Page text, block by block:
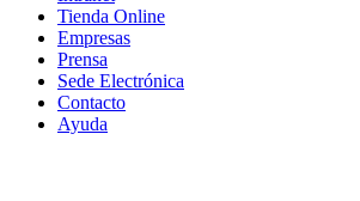
Tienda Online
Empresas
Prensa
Sede Electrónica
Contacto
Ayuda